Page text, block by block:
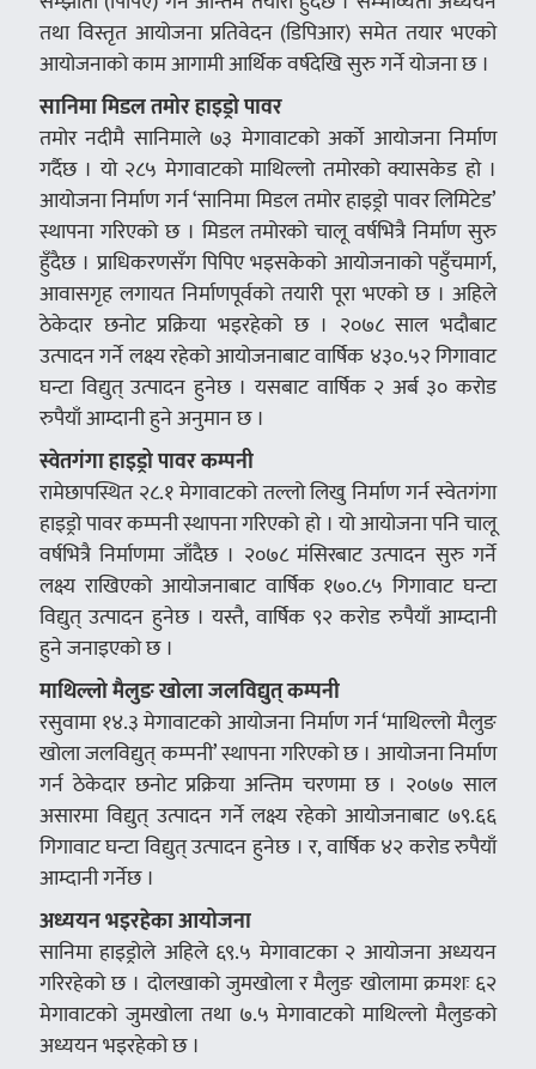
तथा विस्तृत आयोजना प्रतिवेदन (डिपिआर) समेत तयार भएको
आयोजनाको काम आगामी आर्थिक वर्षदेखि सुरु गर्ने योजना छ ।
सानिमा मिडल तमोर हाइड्रो पावर
तमोर नदीमै सानिमाले ७३ मेगावाटको अर्को आयोजना निर्माण
गर्दैछ । यो २८५ मेगावाटको माथिल्लो तमोरको क्यासकेड हो ।
आयोजना निर्माण गर्न ‘सानिमा मिडल तमोर हाइड्रो पावर लिमिटेड’
स्थापना गरिएको छ । मिडल तमोरको चालू वर्षभित्रै निर्माण सुरु
हुँदैछ । प्राधिकरणसँग पिपिए भइसकेको आयोजनाको पहुँचमार्ग,
आवासगृह लगायत निर्माणपूर्वको तयारी पूरा भएको छ । अहिले
ठेकेदार छनोट प्रक्रिया भइरहेको छ । २०७८ साल भदौबाट
उत्पादन गर्ने लक्ष्य रहेको आयोजनाबाट वार्षिक ४३०.५२ गिगावाट
घन्टा विद्युत् उत्पादन हुनेछ । यसबाट वार्षिक २ अर्ब ३० करोड
रुपैयाँ आम्दानी हुने अनुमान छ ।
स्वेतगंगा हाइड्रो पावर कम्पनी
रामेछापस्थित २८.१ मेगावाटको तल्लो लिखु निर्माण गर्न स्वेतगंगा
हाइड्रो पावर कम्पनी स्थापना गरिएको हो । यो आयोजना पनि चालू
वर्षभित्रै निर्माणमा जाँदैछ । २०७८ मंसिरबाट उत्पादन सुरु गर्ने
लक्ष्य राखिएको आयोजनाबाट वार्षिक १७०.८५ गिगावाट घन्टा
विद्युत् उत्पादन हुनेछ । यस्तै, वार्षिक ९२ करोड रुपैयाँ आम्दानी
हुने जनाइएको छ ।
माथिल्लो मैलुङ खोला जलविद्युत् कम्पनी
रसुवामा १४.३ मेगावाटको आयोजना निर्माण गर्न ‘माथिल्लो मैलुङ
खोला जलविद्युत् कम्पनी’ स्थापना गरिएको छ । आयोजना निर्माण
गर्न ठेकेदार छनोट प्रक्रिया अन्तिम चरणमा छ । २०७७ साल
असारमा विद्युत् उत्पादन गर्ने लक्ष्य रहेको आयोजनाबाट ७९.६६
गिगावाट घन्टा विद्युत् उत्पादन हुनेछ । र, वार्षिक ४२ करोड रुपैयाँ
आम्दानी गर्नेछ ।
अध्ययन भइरहेका आयोजना
सानिमा हाइड्रोले अहिले ६९.५ मेगावाटका २ आयोजना अध्ययन
गरिरहेको छ । दोलखाको जुमखोला र मैलुङ खोलामा क्रमशः ६२
मेगावाटको जुमखोला तथा ७.५ मेगावाटको माथिल्लो मैलुङको
अध्ययन भइरहेको छ ।